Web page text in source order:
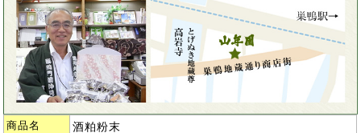
商品名 酒粕粉末